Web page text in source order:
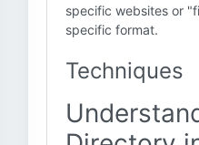
specific websites or
specific format.
Techniques